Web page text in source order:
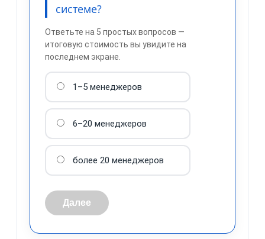
системе?
Ответьте на 5 простых вопросов —
итоговую стоимость вы увидите на
последнем экране.
1–5 менеджеров
6–20 менеджеров
более 20 менеджеров
Далее
обработку персональных